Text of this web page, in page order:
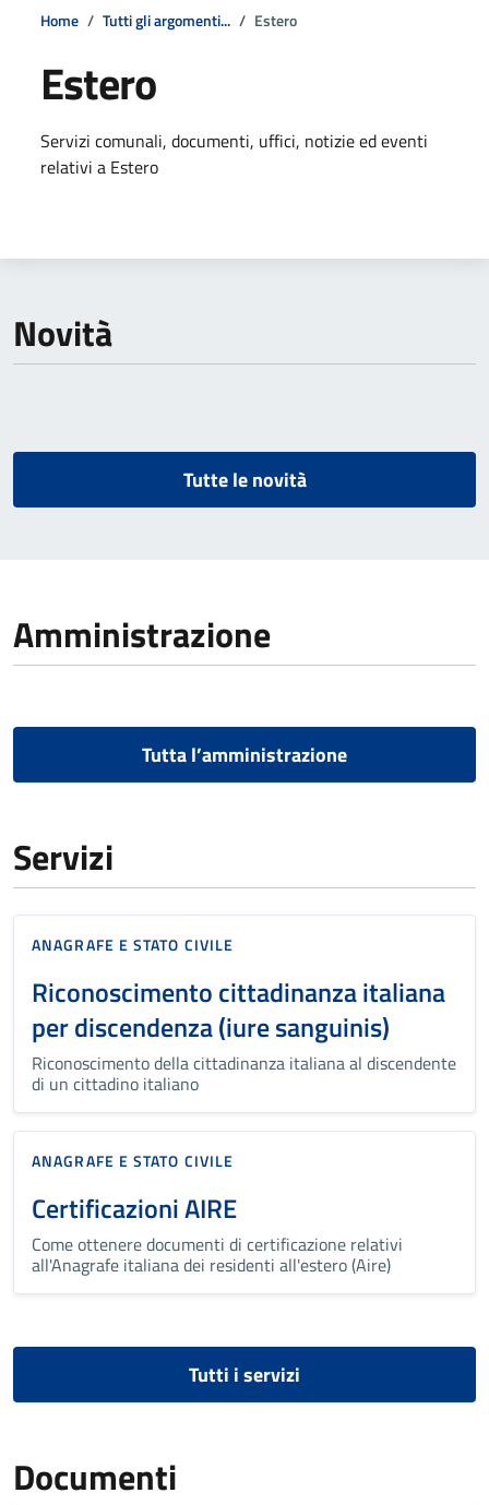
Home Tutti gli argomenti... Estero
Estero
Dettagli della notizia
Servizi comunali, documenti, uffici, notizie ed eventi
relativi a Estero
Novità
Tutte le novità
Amministrazione
Tutta l’amministrazione
Servizi
ANAGRAFE E STATO CIVILE
Riconoscimento cittadinanza italiana
per discendenza (iure sanguinis)
Riconoscimento della cittadinanza italiana al discendente
di un cittadino italiano
ANAGRAFE E STATO CIVILE
Certificazioni AIRE
Come ottenere documenti di certificazione relativi
all'Anagrafe italiana dei residenti all'estero (Aire)
Tutti i servizi
Documenti